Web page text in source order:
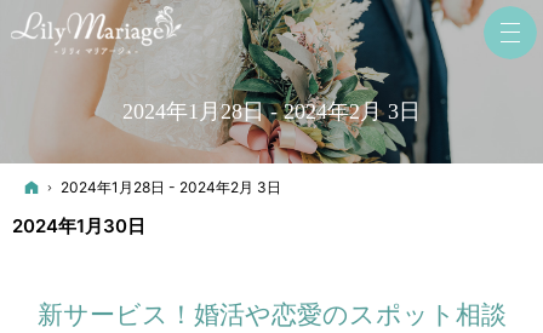
2024年1月28日 - 2024年2月 3日
ホーム
2024年1月28日 - 2024年2月 3日
2024年1月30日
新サービス！婚活や恋愛のスポット相談